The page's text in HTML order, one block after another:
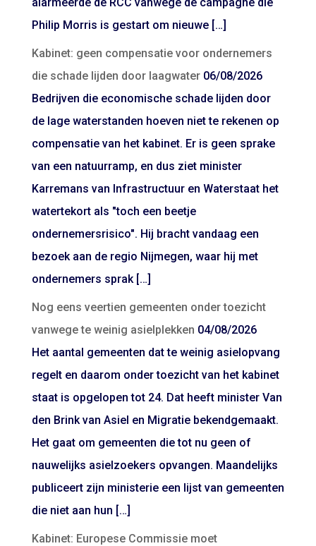
Philip Morris is gestart om nieuwe […]
Kabinet: geen compensatie voor ondernemers
die schade lijden door laagwater 06/08/2026
Bedrijven die economische schade lijden door
de lage waterstanden hoeven niet te rekenen op
compensatie van het kabinet. Er is geen sprake
van een natuurramp, en dus ziet minister
Karremans van Infrastructuur en Waterstaat het
watertekort als "toch een beetje
ondernemersrisico". Hij bracht vandaag een
bezoek aan de regio Nijmegen, waar hij met
ondernemers sprak […]
Nog eens veertien gemeenten onder toezicht
vanwege te weinig asielplekken 04/08/2026
Het aantal gemeenten dat te weinig asielopvang
regelt en daarom onder toezicht van het kabinet
staat is opgelopen tot 24. Dat heeft minister Van
den Brink van Asiel en Migratie bekendgemaakt.
Het gaat om gemeenten die tot nu geen of
nauwelijks asielzoekers opvangen. Maandelijks
publiceert zijn ministerie een lijst van gemeenten
die niet aan hun […]
Kabinet: Europese Commissie moet